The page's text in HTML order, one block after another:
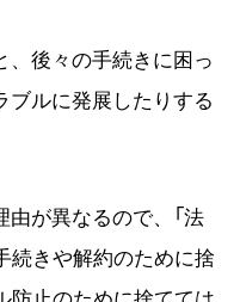
、後々の手続きに困っ
ルに発展したりする
が異なるので、「法
続きや解約のために捨